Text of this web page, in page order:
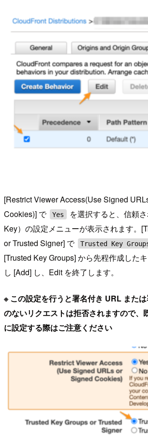
[Restrict Viewer Access(Use Signed
Cookies)] で
Yes
を選択すると、信頼
Key）の設定メニューが表示されます。
or Trusted Signer] で
Trusted Key
[Trusted Key Groups] から先程作成した
し [Add] し、Edit を終了します。
※ この設定を行うと署名付き URL また
のないリクエストは拒否されますので、
に設定する際はご注意ください